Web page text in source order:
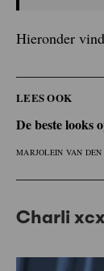
Hieronder
LEES OOK
De beste looks
MARJOLEIN VAN
Charli